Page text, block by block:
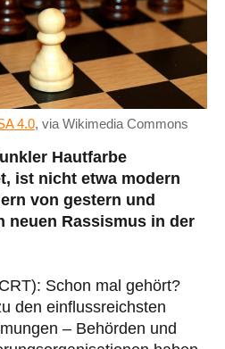
4.0, via Wikimedia Commons
Hautfarbe
ist nicht etwa modern
von gestern und
neuen Rassismus in der
Schon mal gehört?
den einflussreichsten
– Behörden und